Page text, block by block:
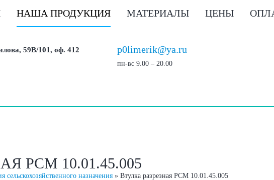
НАША ПРОДУКЦИЯ МАТЕРИАЛЫ ЦЕНЫ
59В/101, оф. 412 p0limerik@ya.ru
пн-вс 9.00 – 20.00
РСМ 10.01.45.005
сельскохозяйственного назначения »Втулка разрезная РСМ 10.01.45.005